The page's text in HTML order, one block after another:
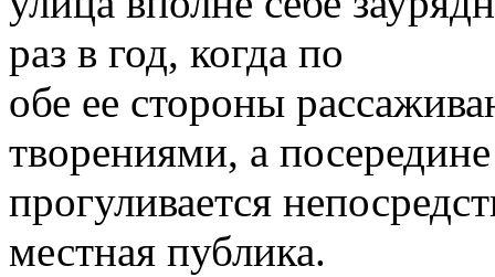
раз в год, когда по
обе ее стороны
творениями, а посередине
прогуливается
местная публика.